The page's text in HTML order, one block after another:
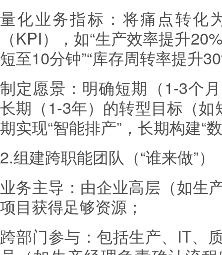
量化业务指标：将痛点转化
（KPI），如“生产效率提升
短至10分钟”“库存周转率提升
制定愿景：明确短期（1-3个
长期（1-3年）的转型目标（如
期实现“智能排产”，长期构建“
2.组建跨职能团队（“谁来做”）
业务主导：由企业高层（如生
项目获得足够资源；
跨部门参与：包括生产、IT、